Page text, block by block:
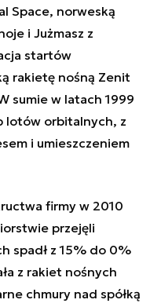
Space, norweską
i Jużmasz z
startów
rakietę nośną Zenit
sumie w latach 1999
lotów orbitalnych, z
i umieszczeniem
firmy w 2010
przejęli
spadł z 15% do 0%
z rakiet nośnych
chmury nad spółką